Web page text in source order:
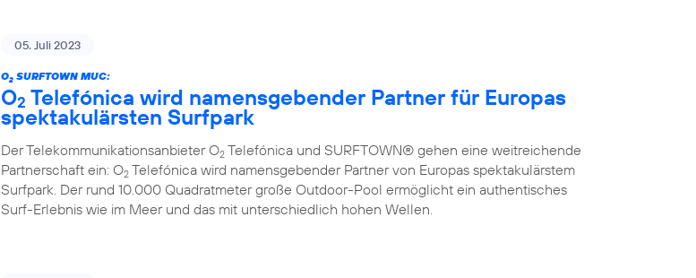
05. Juli 2023
O2 SURFTOWN MUC:
O2 Telefónica wird namensgebender Partner für Europas
spektakulärsten Surfpark
Der Telekommunikationsanbieter O2 Telefónica und SURFTOWN® gehen eine weitreichende
Partnerschaft ein: O2 Telefónica wird namensgebender Partner von Europas spektakulärstem
Surfpark. Der rund 10.000 Quadratmeter große Outdoor-Pool ermöglicht ein authentisches
Surf-Erlebnis wie im Meer und das mit unterschiedlich hohen Wellen.